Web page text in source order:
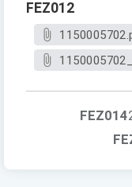
FEZ012
FEZ014